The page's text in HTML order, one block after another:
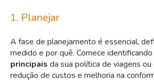
1. Planejar
A fase de planejamento é essencial,
medido e por quê. Comece
principais da sua política de viagens
redução de custos e melhoria na